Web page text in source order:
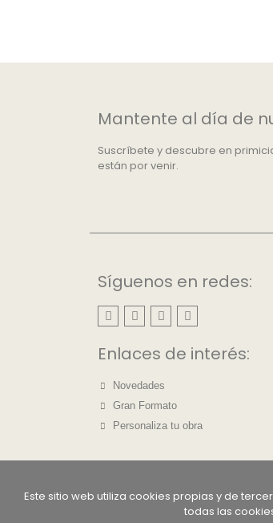
Mantente al día de
Suscríbete y descubre en
están por venir.
Síguenos en redes:
Enlaces de interés:
Novedades
Gran Formato
Personaliza tu obra
Este sitio web utiliza cookies propias y de
todas las